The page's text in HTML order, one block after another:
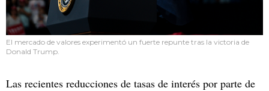
El mercado de valores experimentó un fuerte repunte tras la victoria de
Donald Trump.
Las recientes reducciones de tasas de interés por parte de